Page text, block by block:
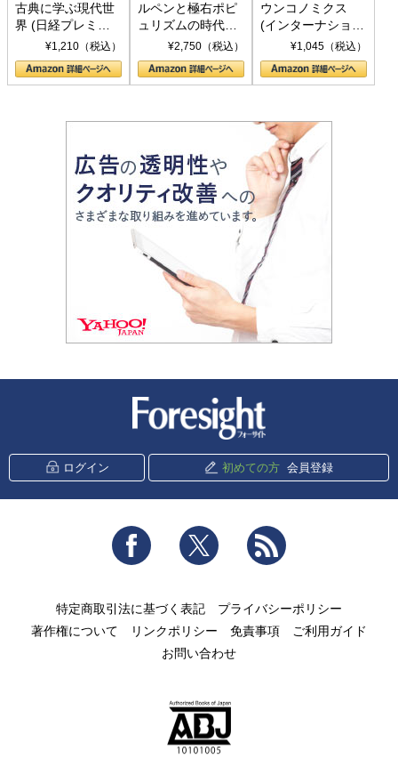
古典に学ぶ現代世
界 (日経プレミア
シリーズ)¥1,210（税込）
ルペンと極右ポピ
ュリズムの時代：
〈ヤヌス〉の二つ
の顔
¥2,750（税込）
ウンコノミクス
(インターナショナ
ル新書)¥1,045（税込）
ログイン 初めての方 会員登録
Facebook Twitter
特定商取引法に基づく表記
プライバシーポリシー
著作権について
リンクポリシー 免責事項
ご利用ガイド
お問い合わせ